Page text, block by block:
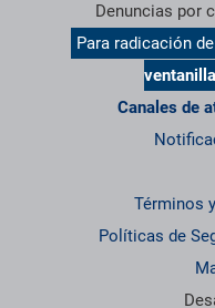
Denuncias por
Para radicación
Canales de
Términos
Políticas de